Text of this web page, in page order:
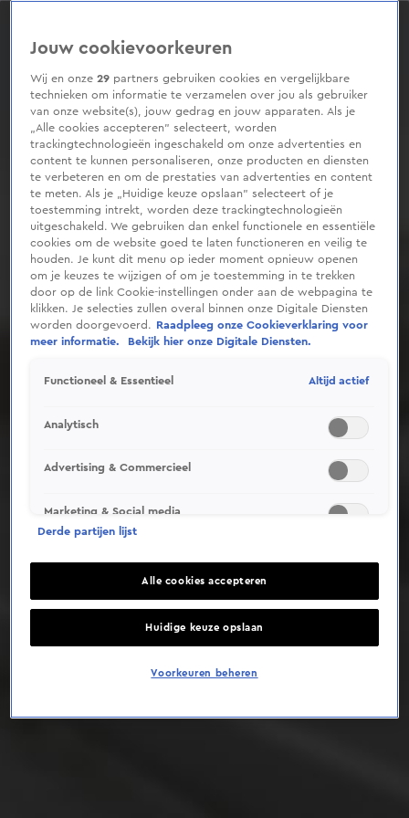
0
Deze video is niet beschikbaar op je huidige locatie
Jouw cookievoorkeuren
Wij en onze29 partners gebruiken cookies en vergelijkbare
technieken om informatie te verzamelen over jou als gebruiker
van onze website(s), jouw gedrag en jouw apparaten. Als je
„Alle cookies accepteren” selecteert, worden
trackingtechnologieën ingeschakeld om onze advertenties en
content te kunnen personaliseren, onze producten en diensten
te verbeteren en om de prestaties van advertenties en content
te meten. Als je „Huidige keuze opslaan” selecteert of je
toestemming intrekt, worden deze trackingtechnologieën
uitgeschakeld. We gebruiken dan enkel functionele en essentiële
cookies om de website goed te laten functioneren en veilig te
houden. Je kunt dit menu op ieder moment opnieuw openen
om je keuzes te wijzigen of om je toestemming in te trekken
door op de link Cookie-instellingen onder aan de webpagina te
klikken. Je selecties zullen overal binnen onze Digitale Diensten
worden doorgevoerd.
Raadpleeg onze Cookieverklaring voor
meer informatie.
Bekijk hier onze Digitale Diensten.
Functioneel & Essentieel Altijd actief
Analytisch
Advertising & Commercieel
Marketing & Social media
Derde partijen lijst
Alle cookies accepteren
Huidige keuze opslaan
Voorkeuren beheren